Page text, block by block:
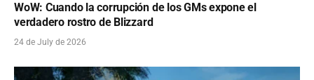
WoW: Cuando la corrupción de los GMs expone el
verdadero rostro de Blizzard
24 de July de 2026